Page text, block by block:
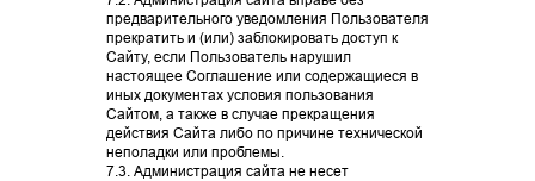
предварительного уведомления Пользователя
прекратить и (или) заблокировать доступ к
Сайту, если Пользователь нарушил
настоящее Соглашение или содержащиеся в
иных документах условия пользования
Сайтом, а также в случае прекращения
действия Сайта либо по причине технической
неполадки или проблемы.
7.3. Администрация сайта не несет
Услуги
УСЛУГИБЬЮТИ
МЕДИКА